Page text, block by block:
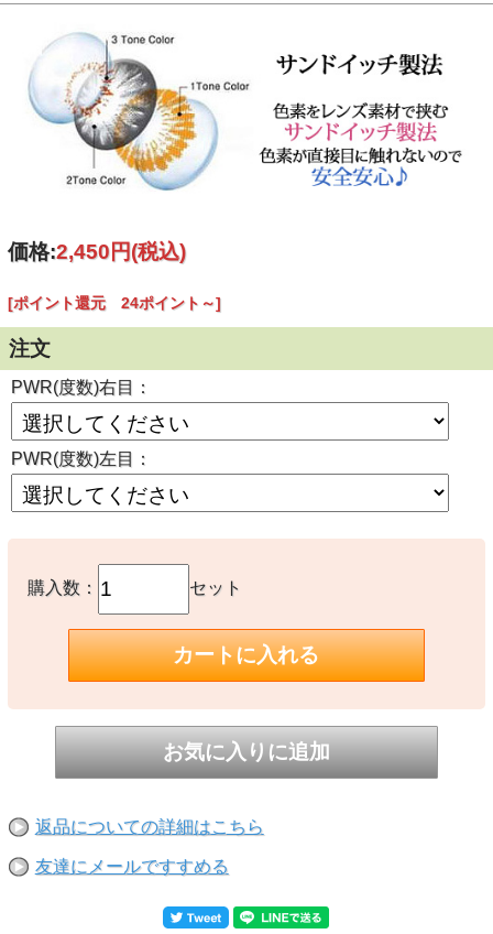
製造方法 サンドイッチ製法
使用期限
６ヶ月～１年間
(使用頻度・使用方法により異なります。)
製造国
韓国
ご案内 個人輸入扱いとなります。 (必読)
御注意下さい
■使用に際しては、使用説明書をよくお読みください。
■連続してご使用の際は４時間おきに一度コンタクレンズを
価格:2,450円(税込)
[ポイント還元 24ポイント～]
注文
PWR(度数)右目：
PWR(度数)左目：
購入数： セット
返品についての詳細はこちら
友達にメールですすめる